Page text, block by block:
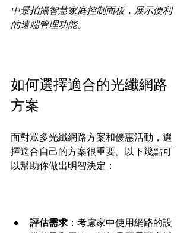
中景拍攝智慧家庭控制面板，展示便利
的遠端管理功能。
如何選擇適合的光纖網路
方案
面對眾多光纖網路方案和優惠活動，選
擇適合自己的方案很重要。以下幾點可
以幫助你做出明智決定：
評估需求：考慮家中使用網路的設